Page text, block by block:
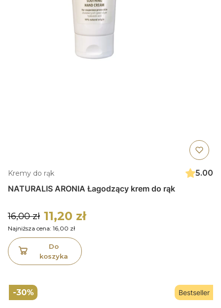
Kremy do rąk 5.00
NATURALIS ARONIA Łagodzący krem do rąk
16,00 zł 11,20 zł
Najniższa cena: 16,00 zł
Do
koszyka
-30% Bestseller